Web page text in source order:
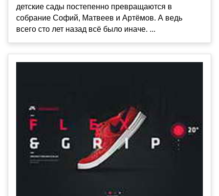
детские сады постепенно превращаются в
собрание Софий, Матвеев и Артёмов. А ведь
всего сто лет назад всё было иначе. ...